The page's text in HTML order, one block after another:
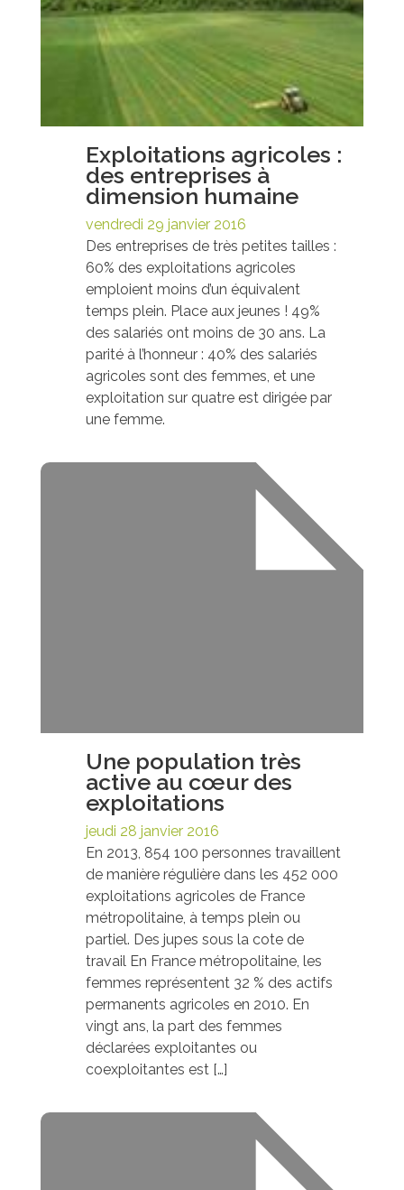
Exploitations agricoles :
des entreprises à
dimension humaine
vendredi 29 janvier 2016
Des entreprises de très petites tailles :
60% des exploitations agricoles
emploient moins d’un équivalent
temps plein. Place aux jeunes ! 49%
des salariés ont moins de 30 ans. La
parité à l’honneur : 40% des salariés
agricoles sont des femmes, et une
exploitation sur quatre est dirigée par
une femme.
Une population très
active au cœur des
exploitations
jeudi 28 janvier 2016
En 2013, 854 100 personnes travaillent
de manière régulière dans les 452 000
exploitations agricoles de France
métropolitaine, à temps plein ou
partiel. Des jupes sous la cote de
travail En France métropolitaine, les
femmes représentent 32 % des actifs
permanents agricoles en 2010. En
vingt ans, la part des femmes
déclarées exploitantes ou
coexploitantes est […]